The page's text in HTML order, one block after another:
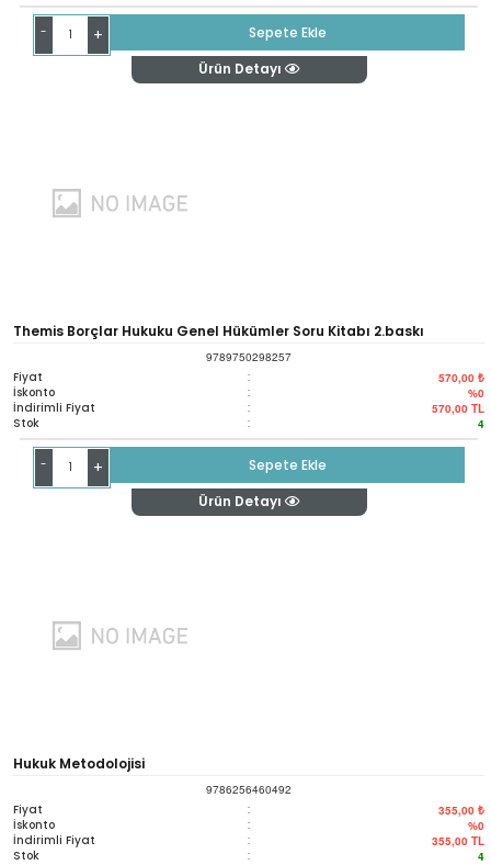
- +
Sepete Ekle
Ürün Detayı
Themis Borçlar Hukuku Genel Hükümler Soru Kitabı 2.baskı
9789750298257
Fiyat : 570,00 ₺
İskonto : %0
İndirimli Fiyat : 570,00 TL
Stok : 4
- +
Sepete Ekle
Ürün Detayı
Hukuk Metodolojisi
9786256460492
Fiyat : 355,00 ₺
İskonto : %0
İndirimli Fiyat : 355,00 TL
Stok : 4